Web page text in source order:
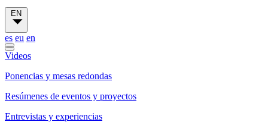
EN
es eu en
Videos
Ponencias y mesas redondas
Resúmenes de eventos y proyectos
Entrevistas y experiencias